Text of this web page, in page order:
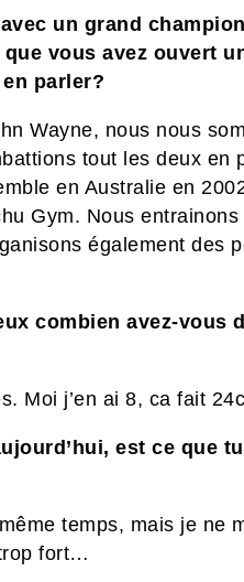
un grand
vous avez ouvert
parler?
Wayne, nous nous
tout les deux en
en Australie en
Gym. Nous
également des
combien avez-vous
Moi j’en ai 8, ca fait
est ce que
temps, mais je ne
fort…